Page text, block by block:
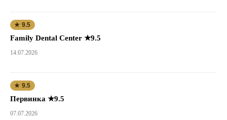
★ 9.5
Family Dental Center ★9.5
14.07.2026
★ 9.5
Первинка ★9.5
07.07.2026